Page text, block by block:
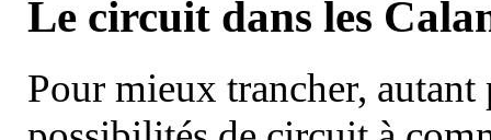
Le circuit dans les
Pour mieux trancher, autant